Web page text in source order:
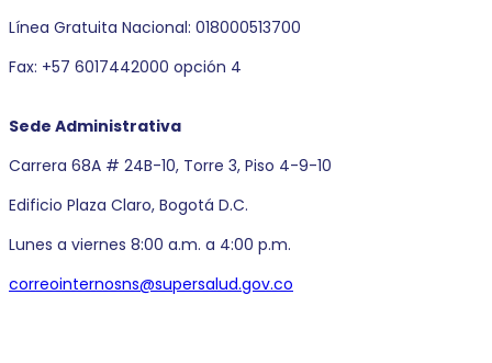
Línea Gratuita Nacional: 018000513700
Fax: +57 6017442000 opción 4
Sede Administrativa
Carrera 68A # 24B-10, Torre 3, Piso 4-9-10
Edificio Plaza Claro, Bogotá D.C.
Lunes a viernes 8:00 a.m. a 4:00 p.m.
correointernosns@supersalud.gov.co